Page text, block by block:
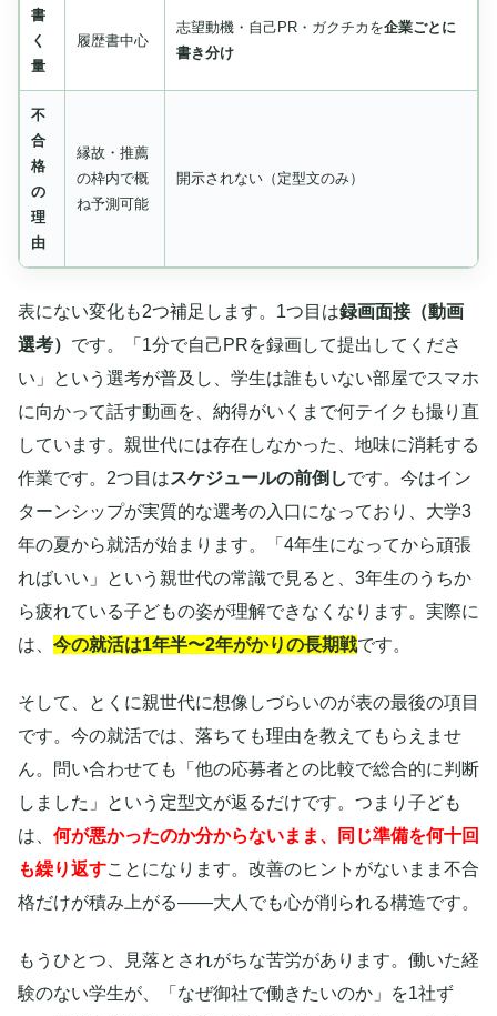
書
く
量
履歴書中心
志望動機・自己PR・ガクチカを企業ごとに
書き分け
不
合
格
の
理
由
縁故・推薦
の枠内で概
ね予測可能
開示されない（定型文のみ）
表にない変化も2つ補足します。1つ目は録画面接（動画
選考） です。「1分で自己PRを録画して提出してくださ
い」という選考が普及し、学生は誰もいない部屋でスマホ
に向かって話す動画を、納得がいくまで何テイクも撮り直
しています。親世代には存在しなかった、地味に消耗する
作業です。2つ目はスケジュールの前倒しです。今はイン
ターンシップが実質的な選考の入口になっており、大学3
年の夏から就活が始まります。「4年生になってから頑張
ればいい」という親世代の常識で見ると、3年生のうちか
ら疲れている子どもの姿が理解できなくなります。実際に
は、 今の就活は1年半〜2年がかりの長期戦です。
そして、とくに親世代に想像しづらいのが表の最後の項目
です。今の就活では、落ちても理由を教えてもらえませ
ん。問い合わせても「他の応募者との比較で総合的に判断
しました」という定型文が返るだけです。つまり子ども
は、 何が悪かったのか分からないまま、同じ準備を何十回
も繰り返すことになります。改善のヒントがないまま不合
格だけが積み上がる——大人でも心が削られる構造です。
もうひとつ、見落とされがちな苦労があります。働いた経
験のない学生が、「なぜ御社で働きたいのか」を1社ず